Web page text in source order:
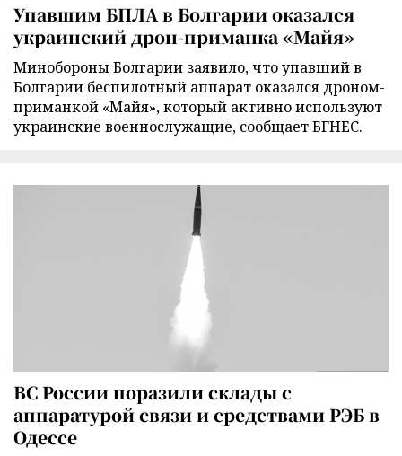
Упавшим БПЛА в Болгарии оказался
украинский дрон-приманка «Майя»
Минобороны Болгарии заявило, что упавший в
Болгарии беспилотный аппарат оказался дроном-
приманкой «Майя», который активно используют
украинские военнослужащие, сообщает БГНЕС.
ВС России поразили склады с
аппаратурой связи и средствами РЭБ в
Одессе